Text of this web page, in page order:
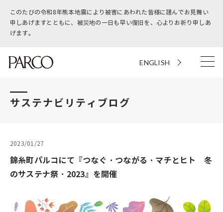
このたびの令和8年熊本地震により被害にあわれた皆様に謹んでお見舞い
申しあげますとともに、被災地の一日も早い復旧を、心よりお祈り申しあ
げます。
ENGLISH
サステナビリティブログ
2023/01/27
錦糸町パルコにて『つなぐ・つながる・マチとヒト 冬
のサステナ祭・2023』を開催